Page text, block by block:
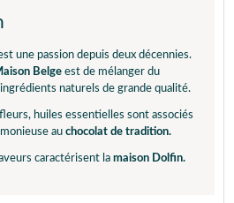
une passion depuis deux décennies.
Belge est de mélanger du
naturels de grande qualité.
huiles essentielles sont associés
au chocolat de tradition.
caractérisent la maison Dolfin.